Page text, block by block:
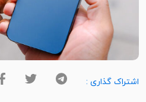
اشتراک گذاری :